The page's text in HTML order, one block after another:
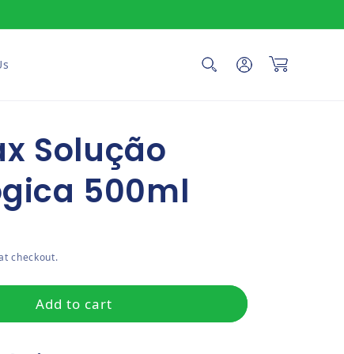
Log in Cart
Solução
500ml
checkout.
Add to cart